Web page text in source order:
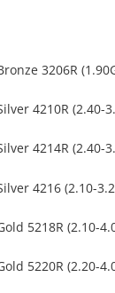
3206R
4210R (2.40-
4214R (2.40-
4216 (2.10-
5218R (2.10-
5220R (2.20-